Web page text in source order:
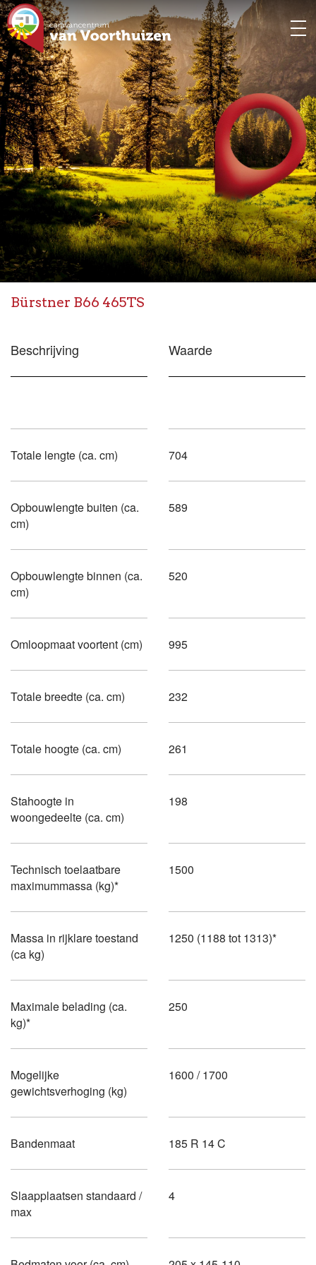
Bürstner B66 465TS
Beschrijving Waarde
Totale lengte (ca. cm) 704
Opbouwlengte buiten (ca.
cm)
589
Opbouwlengte binnen (ca.
cm)
520
Omloopmaat voortent (cm) 995
Totale breedte (ca. cm) 232
Totale hoogte (ca. cm) 261
Stahoogte in
woongedeelte (ca. cm)
198
Technisch toelaatbare
maximummassa (kg)*
1500
Massa in rijklare toestand
(ca kg)
1250 (1188 tot 1313)*
Maximale belading (ca.
kg)*
250
Mogelijke
gewichtsverhoging (kg)
1600 / 1700
Bandenmaat 185 R 14 C
Slaapplaatsen standaard /
max
4